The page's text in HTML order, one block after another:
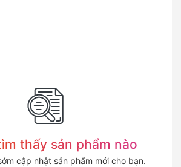
thấy sản phẩm nào
cập nhật sản phẩm mới cho bạn.